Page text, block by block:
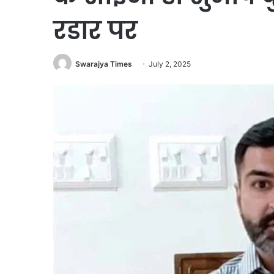
रडार पर
Swarajya Times July 2, 2025